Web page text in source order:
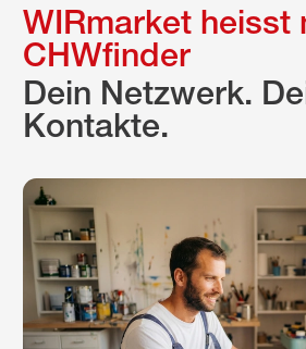
WIRmarket heisst
CHWfinder
Dein Netzwerk.
Kontakte.